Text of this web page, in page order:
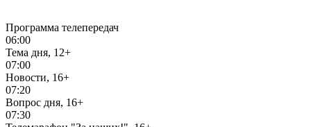
Программа телепередач
06:00
Тема дня, 12+
07:00
Новости, 16+
07:20
Вопрос дня, 16+
07:30